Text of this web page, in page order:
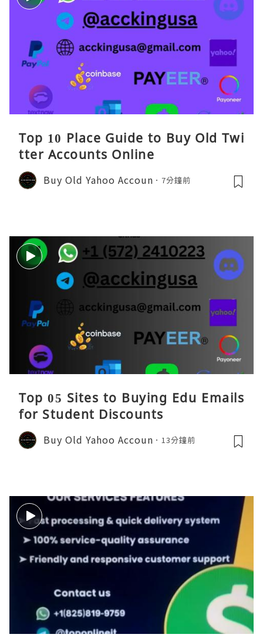
Top 10 Place Guide to Buy Old Twi
tter Accounts Online
Buy Old Yahoo Accoun 7分鐘前
Top 05 Sites to Buying Edu Emails
for Student Discounts
Buy Old Yahoo Accoun 13分鐘前